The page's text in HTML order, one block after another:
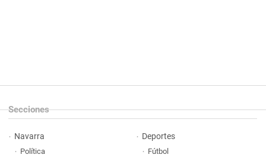
Secciones
Navarra
Política
Deportes
Fútbol